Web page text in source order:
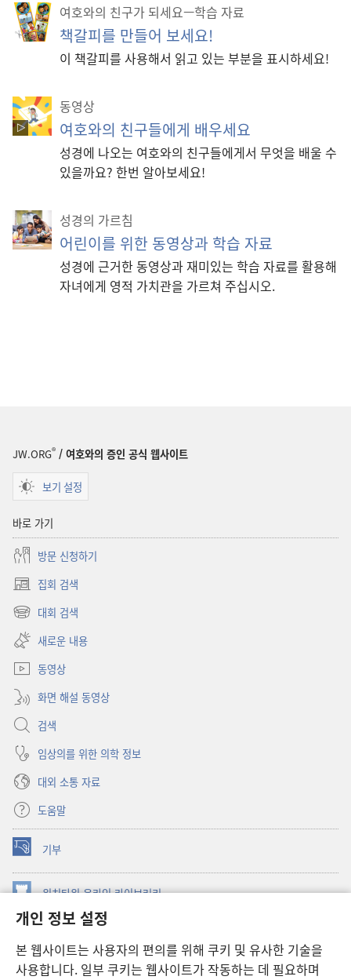
개인 정보 설정
본 웹사이트는 사용자의 편의를 위해 쿠키 및 유사한 기술을
사용합니다. 일부 쿠키는 웹사이트가 작동하는 데 필요하며
여호와의 친구가 되세요—학습 자료
책갈피를 만들어 보세요!
이 책갈피를 사용해서 읽고 있는 부분을 표시하세요!
동영상
여호와의 친구들에게 배우세요
성경에 나오는 여호와의 친구들에게서 무엇을 배울 수
있을까요? 한번 알아보세요!
성경의 가르침
어린이를 위한 동영상과 학습 자료
성경에 근거한 동영상과 재미있는 학습 자료를 활용해
자녀에게 영적 가치관을 가르쳐 주십시오.
JW.ORG® / 여호와의 증인 공식 웹사이트
보기 설정
바로 가기
방문 신청하기
집회 검색
(새로운
창
대회 검색
(새로운
창
열기)
새로운 내용
동영상
화면 해설 동영상
검색
임상의를 위한 의학 정보
대외 소통 자료
도움말
기부
(새로운
창
열기) 워치타워 온라인 라이브러리
창
JW Hub ®
창
열기) JW 라이브러리